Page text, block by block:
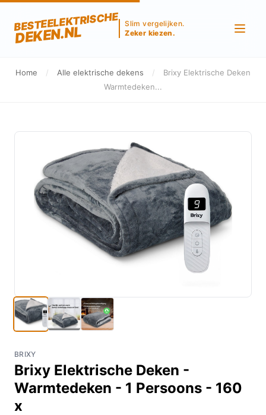
BESTEELEKTRISCHE
DEKEN.NL
Slim vergelijken.
Zeker kiezen.
Home / Alle elektrische dekens /
Brixy Elektrische Deken
Warmtedeken...
BRIXY
Brixy Elektrische Deken -
Warmtedeken - 1 Persoons - 160
x